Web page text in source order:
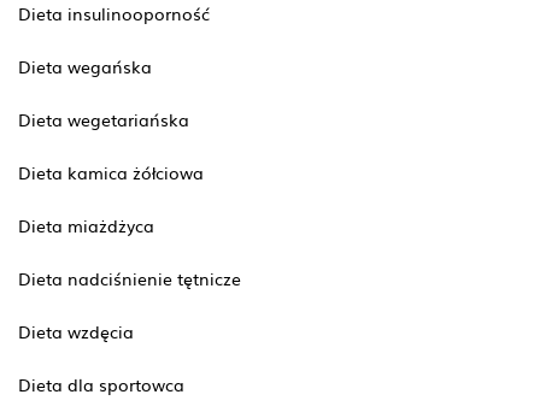
Dieta insulinooporność
Dieta wegańska
Dieta wegetariańska
Dieta kamica żółciowa
Dieta miażdżyca
Dieta nadciśnienie tętnicze
Dieta wzdęcia
Dieta dla sportowca